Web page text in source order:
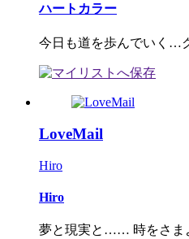
ハートカラー
今日も道を歩んでいく…
LoveMail
Hiro
Hiro
夢と現実と…… 時をさま